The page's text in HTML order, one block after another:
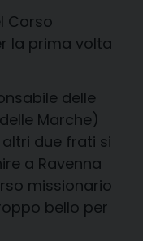
Corso
la prima volta
delle
Marche)
due frati si
a Ravenna
missionario
bello per